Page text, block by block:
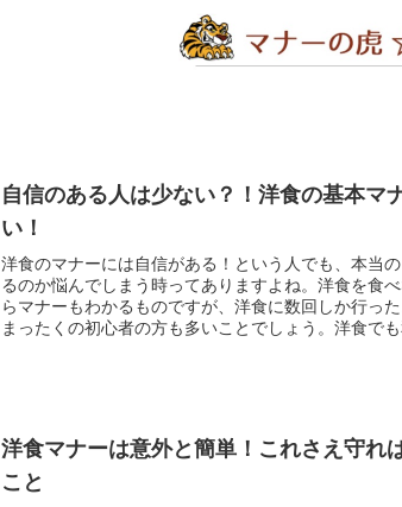
自信のある人は少ない？！洋食の基本マ
い！
洋食のマナーには自信がある！という人でも、本当
るのか悩んでしまう時ってありますよね。洋食を食
らマナーもわかるものですが、洋食に数回しか行った
まったくの初心者の方も多いことでしょう。洋食で
洋食マナーは意外と簡単！これさえ守れ
こと